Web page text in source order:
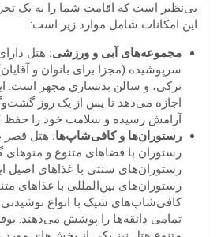
بی‌نظیر است که اقامت شما را به یک
این امکانات شامل موارد زیر است:
مجموعه‌های آبی و ورزشی: هتل
سرپوشیده (مجزا برای بانوان و
ترکی، و سالن بدنسازی مجهز است.
اجازه می‌دهد تا پس از یک روز
آرامش رسیده و سلامت خود را حفظ
رستوران‌ها و کافی‌شاپ‌ها: هتل قصر
رستوران با فضاهای متنوع و منوهای
رستوران‌های سنتی با غذاهای اصیل
رستوران‌های بین‌المللی با غذاهای
کافی‌شاپ‌های شیک با انواع
تمامی ذائقه‌ها را پوشش می‌دهند.